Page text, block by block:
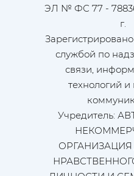
ЭЛ № ФС 77 -
г.
службой по
связи,
технологий
Учредитель: